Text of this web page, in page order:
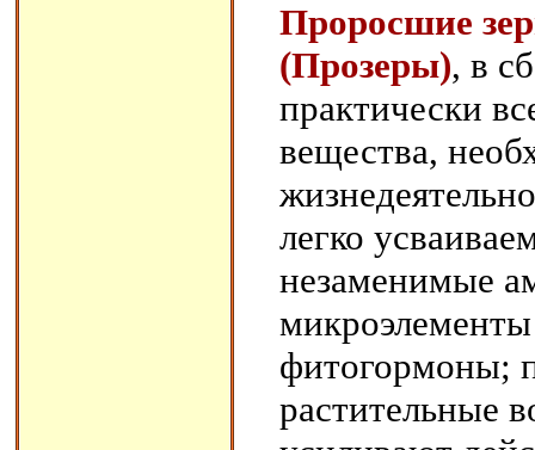
Проросшие
(Прозеры), в
практически
вещества,
легко
незаменимые
фитогормоны;
растительные